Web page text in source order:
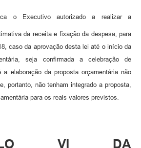
o Executivo autorizado a realizar a
da receita e fixação da despesa, para
caso da aprovação desta lei até o início da
seja confirmada a celebração de
a elaboração da proposta orçamentária não
portanto, não tenham integrado a proposta,
para os reais valores previstos.
VI DA